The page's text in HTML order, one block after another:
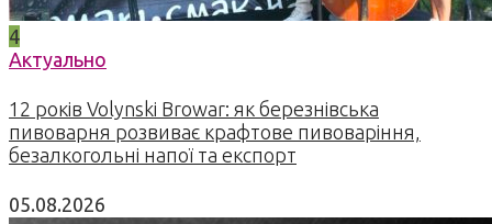
4
Актуально
12 років Volynski Browar: як березнівська
пивоварня розвиває крафтове пивоваріння,
безалкогольні напої та експорт
05.08.2026